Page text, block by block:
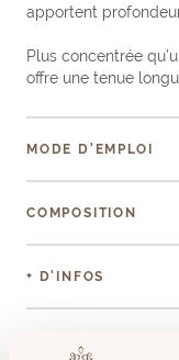
apportent
Plus concentrée
offre une tenue
MODE D'EMPLOI
COMPOSITION
+ D'INFOS